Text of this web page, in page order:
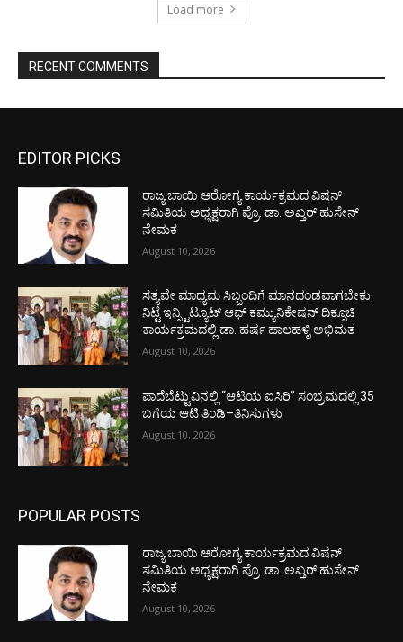
Load more
RECENT COMMENTS
EDITOR PICKS
ರಾಜ್ಯ ಬಾಯಿ ಆರೋಗ್ಯ ಕಾರ್ಯಕ್ರಮದ ವಿಷನ್
ಸಮಿತಿಯ ಅಧ್ಯಕ್ಷರಾಗಿ ಪ್ರೊ. ಡಾ. ಅಖ್ತರ್ ಹುಸೇನ್
ನೇಮಕ
August 10, 2026
ಸತ್ಯವೇ ಮಾಧ್ಯಮ ಸಿಬ್ಬಂದಿಗೆ ಮಾನದಂಡವಾಗಬೇಕು:
ನಿಟ್ಟೆ ಇನ್ಸ್ಟಿಟ್ಯೂಟ್ ಆಫ್ ಕಮ್ಯುನಿಕೇಷನ್ ದಿಕ್ಸೂಚಿ
ಕಾರ್ಯಕ್ರಮದಲ್ಲಿ ಡಾ. ಹರ್ಷ ಹಾಲಹಳ್ಳಿ ಅಭಿಮತ
August 10, 2026
ಪಾದೆಬೆಟ್ಟುವಿನಲ್ಲಿ “ಆಟಿಯ ಐಸಿರಿ’’ ಸಂಭ್ರಮದಲ್ಲಿ 35
ಬಗೆಯ ಆಟಿ ತಿಂಡಿ–ತಿನಿಸುಗಳು
August 10, 2026
POPULAR POSTS
ರಾಜ್ಯ ಬಾಯಿ ಆರೋಗ್ಯ ಕಾರ್ಯಕ್ರಮದ ವಿಷನ್
ಸಮಿತಿಯ ಅಧ್ಯಕ್ಷರಾಗಿ ಪ್ರೊ. ಡಾ. ಅಖ್ತರ್ ಹುಸೇನ್
ನೇಮಕ
August 10, 2026